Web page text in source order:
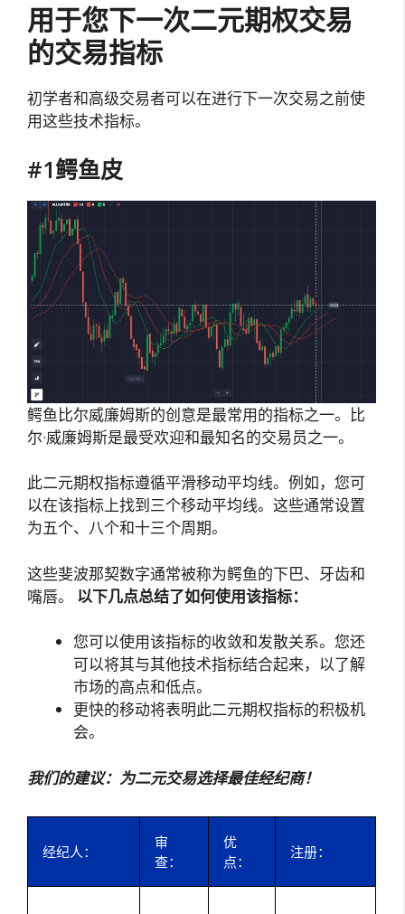
用于您下一次二元期权交易
的交易指标
初学者和高级交易者可以在进行下一次交易之前使
用这些技术指标。
#1鳄鱼皮
鳄鱼比尔威廉姆斯的创意是最常用的指标之一。比
尔·威廉姆斯是最受欢迎和最知名的交易员之一。
此二元期权指标遵循平滑移动平均线。例如，您可
以在该指标上找到三个移动平均线。这些通常设置
为五个、八个和十三个周期。
这些斐波那契数字通常被称为鳄鱼的下巴、牙齿和
嘴唇。 以下几点总结了如何使用该指标：
您可以使用该指标的收敛和发散关系。您还
可以将其与其他技术指标结合起来，以了解
市场的高点和低点。
更快的移动将表明此二元期权指标的积极机
会。
我们的建议：为二元交易选择最佳经纪商！
经纪人：
审
查：
优
点：
注册：